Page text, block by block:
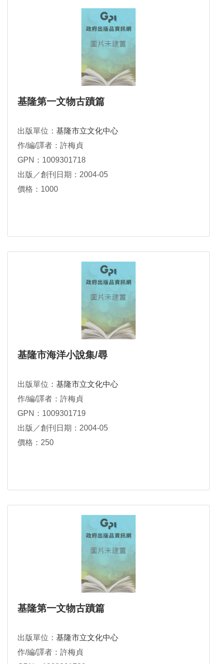
基隆第一文物古蹟篇
出版單位： 基隆市立文化中心
作/編/譯者：許梅貞
GPN：1009301718
出版／創刊日期：2004-05
價格：1000
基隆市海洋小說集/尋
出版單位： 基隆市立文化中心
作/編/譯者：許梅貞
GPN：1009301719
出版／創刊日期：2004-05
價格：250
基隆第一文物古蹟篇
出版單位： 基隆市立文化中心
作/編/譯者：許梅貞